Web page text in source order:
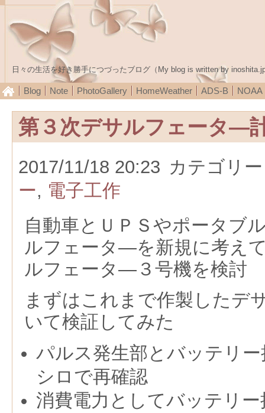
日々の生活を好き勝手につづったブログ（My blog is written by
Blog Note PhotoGallery HomeWeather ADS-B NOAA
第３次デサルフェータ―
2017/11/18 20:23 カテゴリ
ー, 電子工作
自動車とＵＰＳやポータブ
ルフェータ―を新規に考え
ルフェータ―３号機を検討
まずはこれまで作製したデ
いて検証してみた
パルス発生部とバッテリ
シロで再確認
消費電力としてバッテリ